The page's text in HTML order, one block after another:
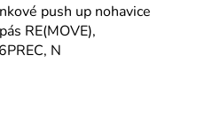
push up nohavice
RE(MOVE),
N